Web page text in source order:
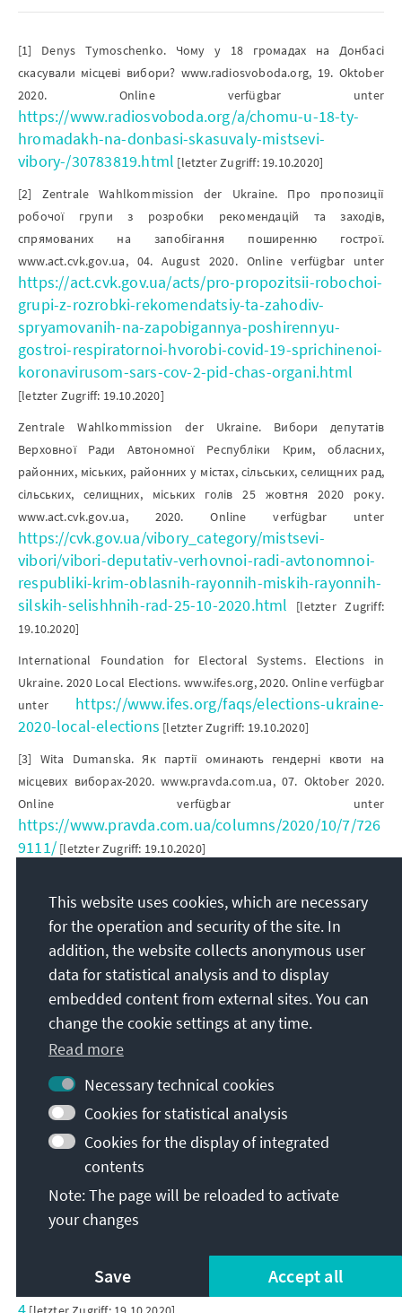
[1] Denys Tymoschenko. Чому у 18 громадах на Донбасі
скасували місцеві вибори? www.radiosvoboda.org, 19. Oktober
2020. Online verfügbar unter
https://www.radiosvoboda.org/a/chomu-u-18-ty-
hromadakh-na-donbasi-skasuvaly-mistsevi-
vibory-/30783819.html [letzter Zugriff: 19.10.2020]
[2] Zentrale Wahlkommission der Ukraine. Про пропозиції
робочої групи з розробки рекомендацій та заходів,
спрямованих на запобігання поширенню гострої.
www.act.cvk.gov.ua, 04. August 2020. Online verfügbar unter
https://act.cvk.gov.ua/acts/pro-propozitsii-robochoi-
grupi-z-rozrobki-rekomendatsiy-ta-zahodiv-
spryamovanih-na-zapobigannya-poshirennyu-
gostroi-respiratornoi-hvorobi-covid-19-sprichinenoi-
koronavirusom-sars-cov-2-pid-chas-organi.html
[letzter Zugriff: 19.10.2020]
Zentrale Wahlkommission der Ukraine. Вибори депутатів
Верховної Ради Автономної Республіки Крим, обласних,
районних, міських, районних у містах, сільських, селищних рад,
сільських, селищних, міських голів 25 жовтня 2020 року.
www.act.cvk.gov.ua, 2020. Online verfügbar unter
https://cvk.gov.ua/vibory_category/mistsevi-
vibori/vibori-deputativ-verhovnoi-radi-avtonomnoi-
respubliki-krim-oblasnih-rayonnih-miskih-rayonnih-
silskih-selishhnih-rad-25-10-2020.html [letzter Zugriff:
19.10.2020]
International Foundation for Electoral Systems. Elections in
Ukraine. 2020 Local Elections. www.ifes.org, 2020. Online verfügbar
unter https://www.ifes.org/faqs/elections-ukraine-
2020-local-elections [letzter Zugriff: 19.10.2020]
[3] Wita Dumanska. Як партії оминають гендерні квоти на
місцевих виборах-2020. www.pravda.com.ua, 07. Oktober 2020.
Online verfügbar unter
https://www.pravda.com.ua/columns/2020/10/7/726
9111/ [letzter Zugriff: 19.10.2020]
www.prostir.ua, 30. Juli 2020. Online verfügbar unter
https://www.prostir.ua/?focus=mistse-zhinky-v-
politytsi-scho-zminylosya[letzter Zugriff: 19.10.2020]
[4] Zentrale Wahlkommission der Ukraine. Місцеві вибори 2020.
www.cvk.gov.ua, 2020. Online verfügbar unter
https://www.cvk.gov.ua/pls/vm2020/wm001pt001f01
=695.html [letzter Zugriff: 19.10.2020]
[5] Slovo i Dilo. Виборча кампанія: поліція відкрила вже понад
2020. Online verfügbar unter
https://www.slovoidilo.ua/2020/09/20/novyna/polity
ka/vyborcha-kampaniya-policziya-vidkryla-vzhe-40-
sprav-cherez-porushennya [letzter Zugriff: 19.10.2020]
[6] Organisation für Sicherheit und Zusammenarbeit in Europa.
https://www.osce.org/odihr/elections/ukraine/46460
This website uses cookies, which are necessary
for the operation and security of the site. In
addition, the website collects anonymous user
data for statistical analysis and to display
embedded content from external sites. You can
change the cookie settings at any time.
Read more
Necessary technical cookies
Cookies for statistical analysis
Cookies for the display of integrated
contents
Note: The page will be reloaded to activate
your changes
Save Accept all